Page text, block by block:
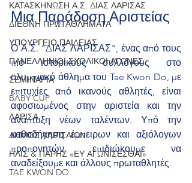
ΚΑΤΑΣΚΗΝΩΣΗ Α.Σ. ΔΙΑΣ ΛΑΡΙΣΑΣ
ΔΙΕΘΝΗ ΠΡΩΤΑΘΛΗΜΑΤΑ
ΥΠΟΥΡΓΕΙΟ ΠΑΙΔΕΙΑΣ
ΠΑΝΕΛΛΗΝΙΟΙ ΣΧΟΛΙΚΟΙ ΑΓΩΝΕΣ
ΣΕΜΙΝΑΡΙΑ
BABY CUP
ΛΑΡΙΣΑ
ΔΗΜΟΣ ΛΑΡΙΣΑΙΩΝ
ΗΛΙΣ & ΠΑΡΗΣ «ΕΥ ΑΓΩΝΙΣΕΣΘΑΙ»
TAE KWON DO
Μια Παράδοση Αριστείας
Ο Α.Σ. "ΔΙΑΣ ΛΑΡΙΣΑΣ", ένας από τους
πιο ιστορικούς συλλόγους στο
ολυμπιακό άθλημα του Tae Kwon Do, με
επιτυχίες από ικανούς αθλητές, είναι
αφοσιωμένος στην αριστεία και την
ανάπτυξη νέων ταλέντων. Υπό την
καθοδήγηση έμπειρων και αξιόλογων
προπονητών, επιδιώκουμε να
αναδείξουμε και άλλους πρωταθλητές.